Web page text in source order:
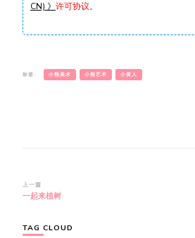
CN) 》 许可协议。
标签: 小熊美术 小熊艺术 小黄人
博
文
航
上一篇
一起来植树
TAG CLOUD